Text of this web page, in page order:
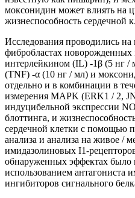
моксонидин может влиять на
жизнеспособность сердечной
Исследования проводились
фибробластах
интерлейкином (IL) -1β (5 нг /
(TNF) -α (10 нг / мл) и
отдельно и в комбинации в
измерения MAPK (ERK1 / 2,
индуцибельной экспрессии
блоттинга, и
сердечной клетки с помощью
анализа и анализа на живое /
имидазолиновых I1-
обнаруженных эффектах было
использованием антагониста
ингибиторов сигнального